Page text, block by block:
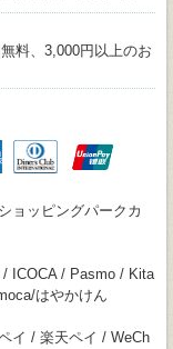
料、3,000円以上のお
ョッピングパークカ
ICOCA / Pasmo / Kita
はやかけん
イ / 楽天ペイ / WeCh